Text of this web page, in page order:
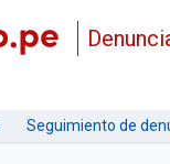
Seguimiento de